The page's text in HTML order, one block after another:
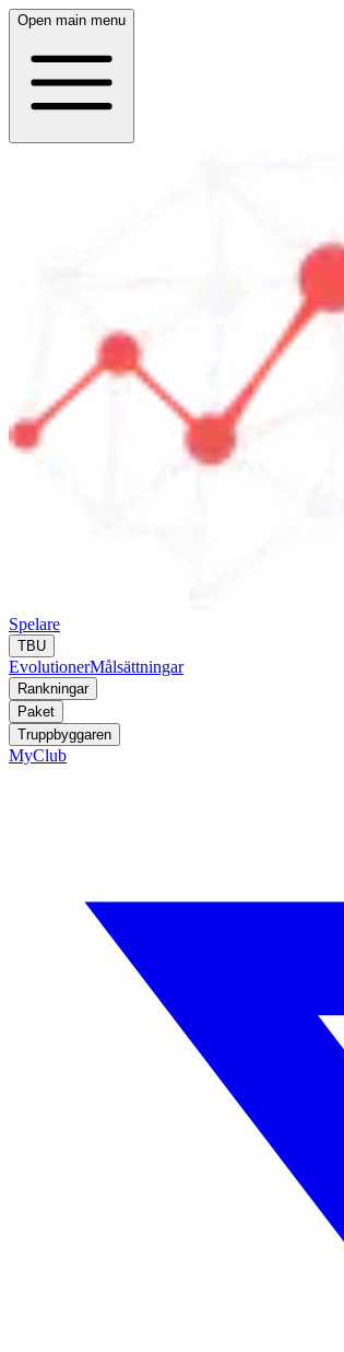
Open main menu
Spelare
TBU
EvolutionerMålsättningar
Rankningar
Paket
Truppbyggaren
MyClub